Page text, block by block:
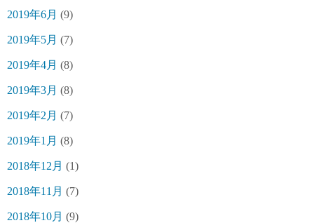
2019年6月 (9)
2019年5月 (7)
2019年4月 (8)
2019年3月 (8)
2019年2月 (7)
2019年1月 (8)
2018年12月 (1)
2018年11月 (7)
2018年10月 (9)